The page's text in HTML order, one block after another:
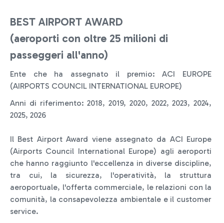
BEST AIRPORT AWARD
(aeroporti con oltre 25 milioni di
passeggeri all'anno)
Ente che ha assegnato il premio: ACI EUROPE
(AIRPORTS COUNCIL INTERNATIONAL EUROPE)
Anni di riferimento: 2018, 2019, 2020, 2022, 2023, 2024,
2025, 2026
Il Best Airport Award viene assegnato da ACI Europe
(Airports Council International Europe) agli aeroporti
che hanno raggiunto l'eccellenza in diverse discipline,
tra cui, la sicurezza, l'operatività, la struttura
aeroportuale, l'offerta commerciale, le relazioni con la
comunità, la consapevolezza ambientale e il customer
service.